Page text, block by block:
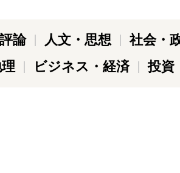
論 人文・思想
社会・
ビジネス・経済 投資